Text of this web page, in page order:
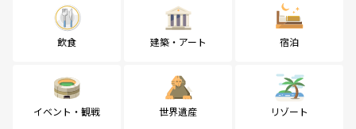
飲食 建築・アート 宿泊
イベント・観戦 世界遺産 リゾート